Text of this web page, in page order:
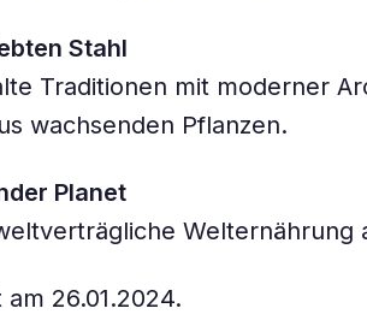
Stahl
Traditionen mit moderner
wachsenden Pflanzen.
Planet
Welternährung
26.01.2024.